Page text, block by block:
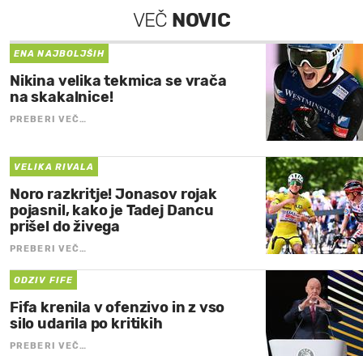
VEČ NOVIC
ENA NAJBOLJŠIH
Nikina velika tekmica se vrača
na skakalnice!
PREBERI VEČ…
VELIKA RIVALA
Noro razkritje! Jonasov rojak
pojasnil, kako je Tadej Dancu
prišel do živega
PREBERI VEČ…
ODZIV FIFE
Fifa krenila v ofenzivo in z vso
silo udarila po kritikih
PREBERI VEČ…